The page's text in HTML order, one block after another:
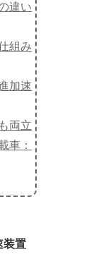
違い
組み
加速
両立
車：
装置